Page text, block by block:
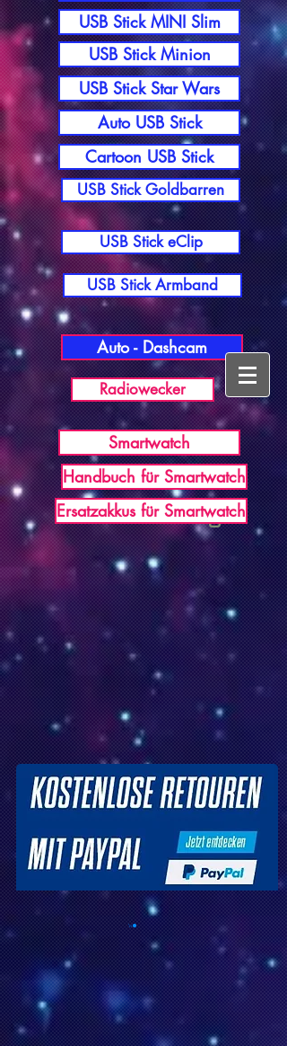
USB Germany
USB Stick MINI Slim
USB Stick Minion
USB Stick Star Wars
Auto USB Stick
Cartoon USB Stick
USB Stick Goldbarren
USB Stick eClip
USB Stick Armband
Auto - Dashcam
Radiowecker
Smartwatch
Handbuch für Smartwatch
Ersatzakkus für Smartwatch